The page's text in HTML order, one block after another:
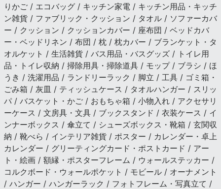
りかご / エコバッグ / キッチン家電 / キッチン用品・キッチ
ン雑貨 / ファブリック・クッション / タオル / ソファーカバ
ー / クッション / クッションカバー / 座布団 / ベッドカバ
ー・ベッドリネン / 布団 / 枕 / 枕カバー / ブランケット・タ
オルケット / 生活雑貨 / バス用品・バスグッズ / トイレ用
品・トイレ収納 / 掃除用具・掃除道具 / モップ / ブラシ / ほ
うき / 洗濯用品 / ランドリーラック / 脚立 / 工具 / ゴミ箱・
ごみ箱 / 灰皿 / ティッシュケース / タオルハンガー / スリッ
パ / バスケット・かご / おもちゃ箱 / 小物入れ / アクセサリ
ーケース / 文房具・文具 / ブックスタンド / 衣装ケース / イ
ンナーボックス / 傘立て / シューズボックス・靴箱 / 玄関収
納 / 靴べら / インテリア雑貨 / ポスター / カレンダー・卓上
カレンダー / グリーティングカード・ポストカード / アー
ト・絵画 / 額縁・ポスターフレーム / ウォールステッカー /
コルクボード・ウォールポケット / モビール / オーナメント
/ ハンガー / ハンガーラック / フォトフレーム・写真立て /